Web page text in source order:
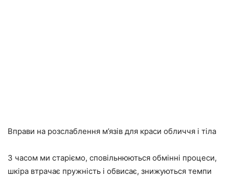
Вправи на розслаблення м’язів для краси обличчя і тіла
З часом ми старіємо, сповільнюються обмінні процеси,
шкіра втрачає пружність і обвисає, знижуються темпи